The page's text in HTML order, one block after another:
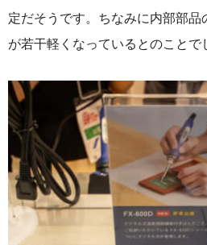
定だそうです。ちなみに内部部
が若干軽くなっているとのことで